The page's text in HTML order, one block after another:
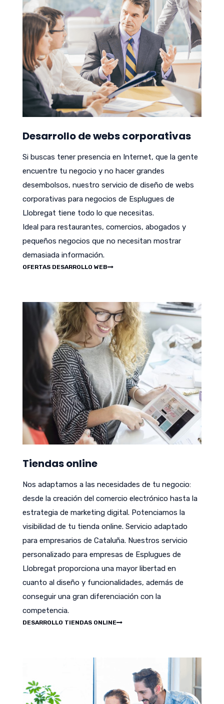
Desarrollo de webs corporativas
Si buscas tener presencia en Internet, que la gente
encuentre tu negocio y no hacer grandes
desembolsos, nuestro servicio de diseño de webs
corporativas para negocios de Esplugues de
Llobregat tiene todo lo que necesitas.
Ideal para restaurantes, comercios, abogados y
pequeños negocios que no necesitan mostrar
demasiada información.
OFERTAS DESARROLLO WEB
Tiendas online
Nos adaptamos a las necesidades de tu negocio:
desde la creación del comercio electrónico hasta la
estrategia de marketing digital. Potenciamos la
visibilidad de tu tienda online. Servicio adaptado
para empresarios de Cataluña. Nuestros servicio
personalizado para empresas de Esplugues de
Llobregat proporciona una mayor libertad en
cuanto al diseño y funcionalidades, además de
conseguir una gran diferenciación con la
competencia.
DESARROLLO TIENDAS ONLINE